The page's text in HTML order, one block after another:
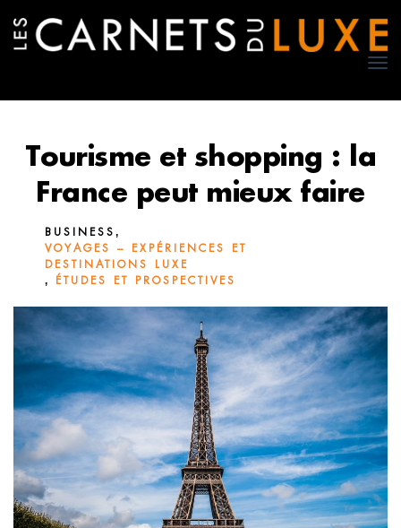
Tourisme et shopping : la
France peut mieux faire
BUSINESS ,
VOYAGES – EXPÉRIENCES ET
DESTINATIONS LUXE
, ÉTUDES ET PROSPECTIVES